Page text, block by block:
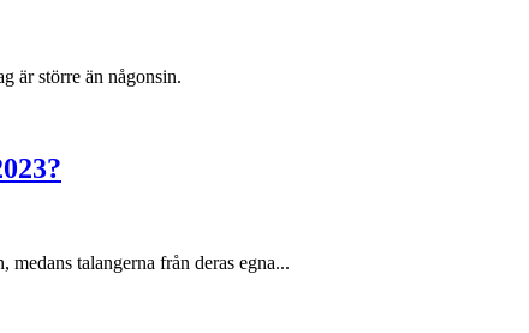
är större än någonsin.
medans talangerna från deras egna...